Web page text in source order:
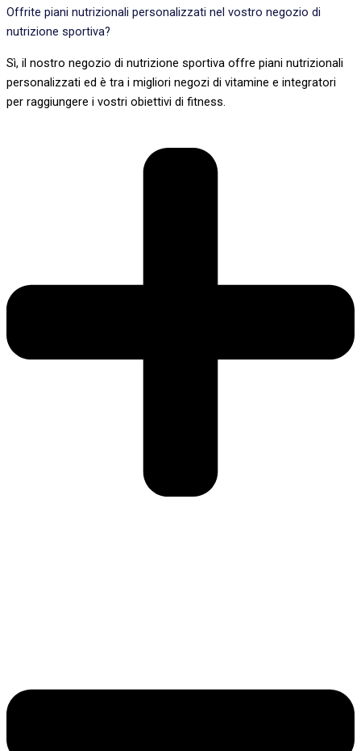
Offrite piani nutrizionali personalizzati nel vostro negozio di
nutrizione sportiva?
Sì, il nostro negozio di nutrizione sportiva offre piani nutrizionali
personalizzati ed è tra i migliori negozi di vitamine e integratori
per raggiungere i vostri obiettivi di fitness.